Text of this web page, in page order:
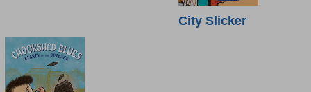
City Slicker